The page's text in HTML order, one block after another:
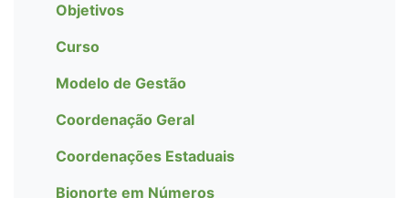
Objetivos
Curso
Modelo de Gestão
Coordenação Geral
Coordenações Estaduais
Bionorte em Números